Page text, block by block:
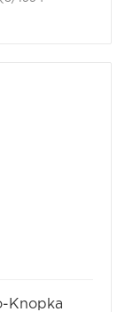
Knopka